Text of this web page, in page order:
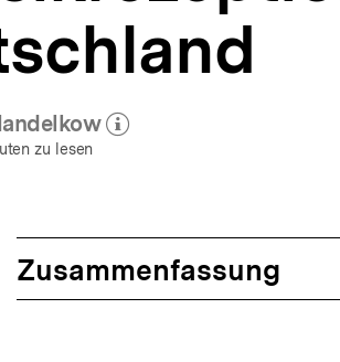
zum Autor)
zu lesen
Zusammenfassung